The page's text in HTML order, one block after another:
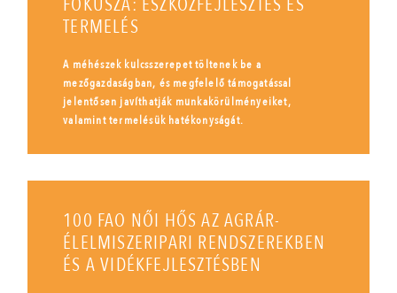
TERMELÉS
A méhészek kulcsszerepet töltenek be a
mezőgazdaságban, és megfelelő támogatással
jelentősen javíthatják munkakörülményeiket,
valamint termelésük hatékonyságát.
100 FAO NŐI HŐS AZ AGRÁR-
ÉLELMISZERIPARI RENDSZEREKBEN
ÉS A VIDÉKFEJLESZTÉSBEN